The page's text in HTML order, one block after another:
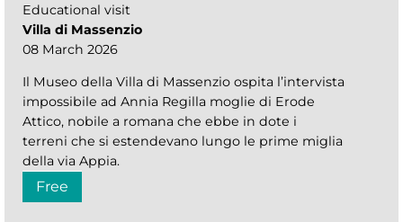
Educational visit
Villa di Massenzio
08 March 2026
Il Museo della Villa di Massenzio ospita l’intervista
impossibile ad Annia Regilla moglie di Erode
Attico, nobile a romana che ebbe in dote i
terreni che si estendevano lungo le prime miglia
della via Appia.
Free